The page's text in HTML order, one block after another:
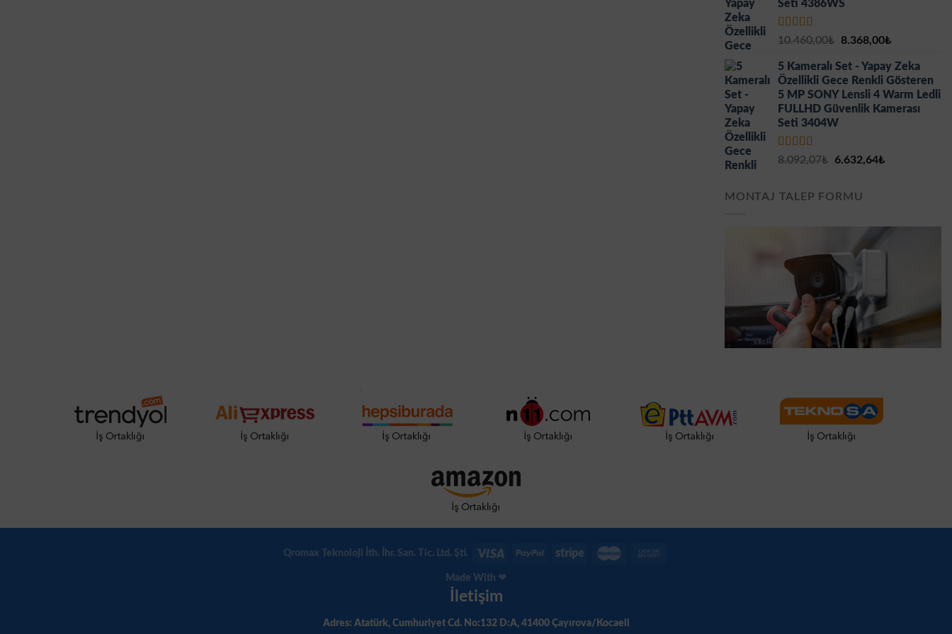
Seti 4386WS
5 üzerinden
10.460,00₺
Orijinal
10.460,00₺.
8.368,00₺Şu
fiyat:
8.368,00₺.
5 Kameralı Set - Yapay Zeka
Özellikli Gece Renkli Gösteren
5 MP SONY Lensli 4 Warm Ledli
FULLHD Güvenlik Kamerası
Seti 3404W
5 üzerinden
8.092,07₺
Orijinal
6.632,64₺Şu
MONTAJ TALEP FORMU
Qromax Teknoloji İth. İhr. San. Tic. Ltd. Şti.
Made With ❤
İletişim
Adres: Atatürk, Cumhuriyet Cd. No:132 D:A, 41400 Çayırova/Kocaeli